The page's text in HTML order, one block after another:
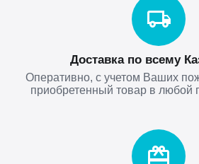
Доставка по всему
Оперативно, с учетом Ваших
приобретенный товар в любой